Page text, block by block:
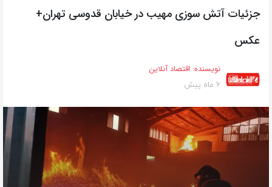
جزئیات آتش سوزی مهیب در خیابان قدوسی تهران+
عکس
نویسنده: اقتصاد آنلاین
6 ماه پیش